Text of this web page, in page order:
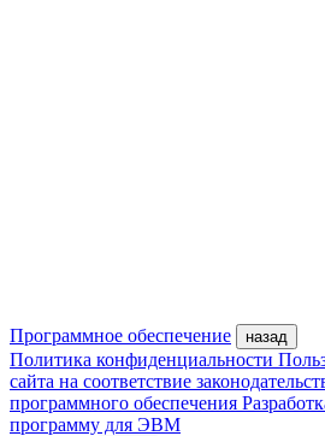
Программное обеспечение назад
Политика конфиденциальности
сайта на соответствие
программного обеспечения
программу для ЭВМ